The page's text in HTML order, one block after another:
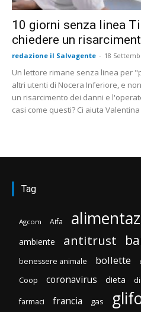
10 giorni senza linea
chiedere un
redazione il Salvagente - 18
Un lettore rimane senza linea per
altri utenti di Nocera Inferiore, e
un risarcimento dei danni e
casi come questi? Ci aiuta
Tag
Agcom Aifa
ambiente antitrust
benessere animale bollette
Coop coronavirus dieta
farmaci francia gas